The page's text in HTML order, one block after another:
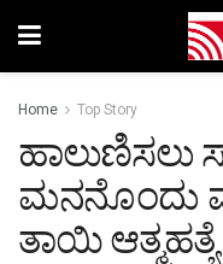
Home Top Story
ಹಾಲುಣಿಸಲು
ಮನನೊಂದು
ತಾಯಿ ಆತ್ಮಹತ್ಯೆ